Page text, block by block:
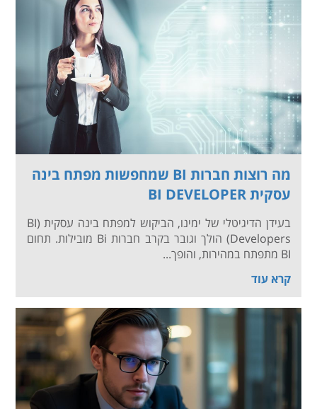
מה רוצות חברות BI שמחפשות מפתח בינה
עסקית BI DEVELOPER
בעידן הדיגיטלי של ימינו, הביקוש למפתח בינה עסקית (BI
Developers) הולך וגובר בקרב חברות Bi מובילות. תחום
BI מתפתח במהירות, והופך...
קרא עוד